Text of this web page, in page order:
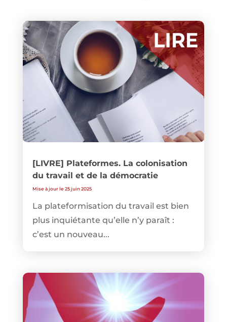
[LIVRE] Plateformes. La colonisation
du travail et de la démocratie
Mise à jour le 25 juin 2025
La plateformisation du travail est bien
plus inquiétante qu’elle n’y paraît :
c’est un nouveau...